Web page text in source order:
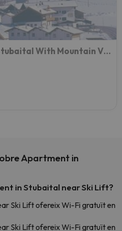
Superb Apartment In Stubaital With Mountain Views Balcony
Apartment in
in Stubaital near Ski Lift?
Ski Lift ofereix Wi-Fi gratuït en
Ski Lift ofereix Wi-Fi gratuït en